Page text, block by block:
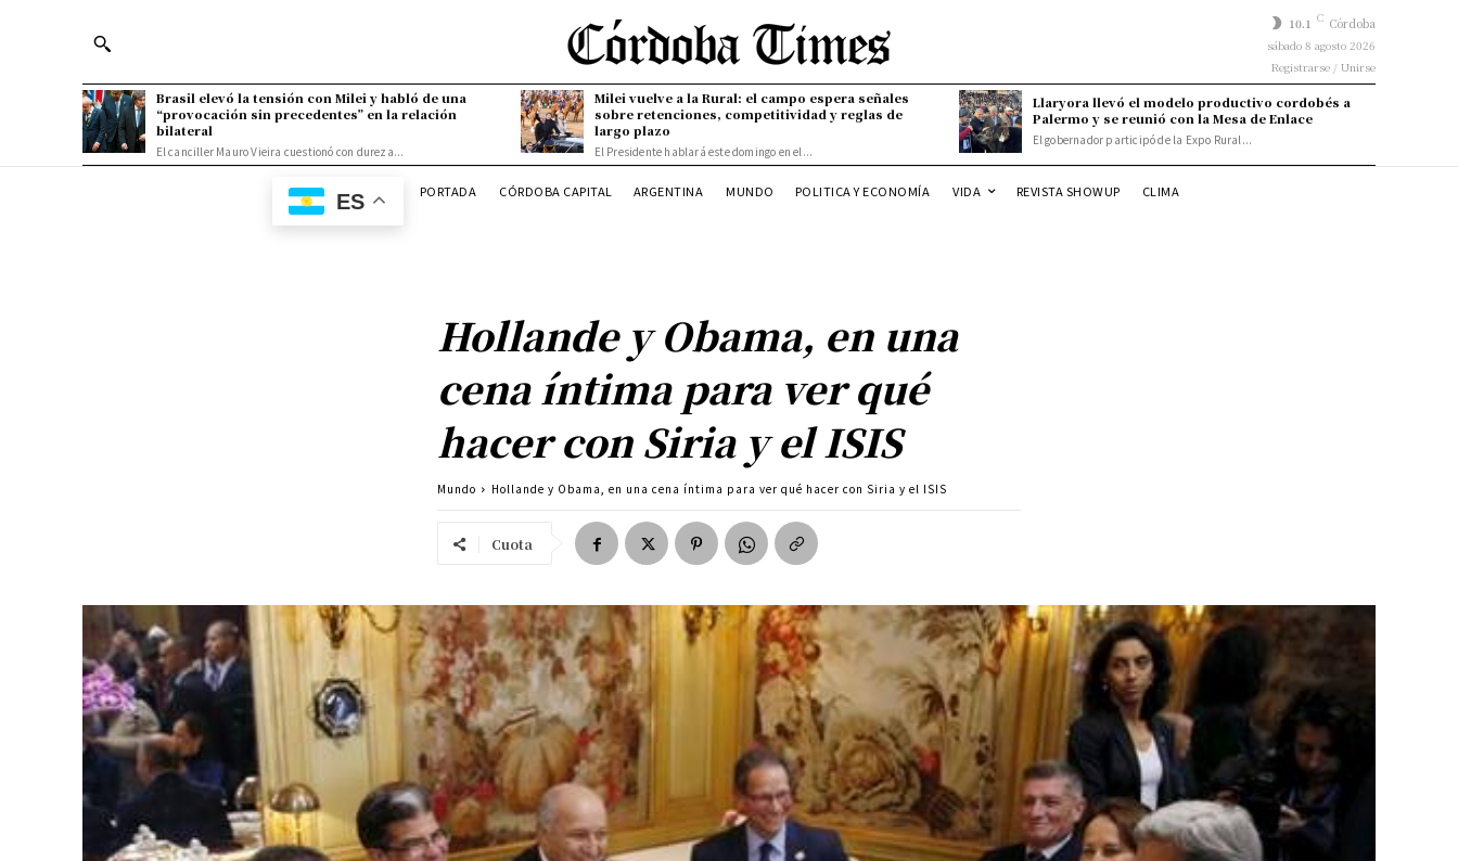
10.1 C Córdoba
sábado 8 agosto 2026
Registrarse / Unirse
Brasil elevó la tensión con Milei y habló de una
“provocación sin precedentes” en la relación
bilateral
El canciller Mauro Vieira cuestionó con dureza...
Milei vuelve a la Rural: el campo espera señales
sobre retenciones, competitividad y reglas de
largo plazo
El Presidente hablará este domingo en el...
Llaryora llevó el modelo productivo cordobés a
Palermo y se reunió con la Mesa de Enlace
El gobernador participó de la Expo Rural...
ES PORTADA CÓRDOBA CAPITAL ARGENTINA MUNDO POLITICA Y ECONOMÍA VIDA REVISTA SHOWUP CLIMA
Hollande y Obama, en una
cena íntima para ver qué
hacer con Siria y el ISIS
Mundo Hollande y Obama, en una cena íntima para ver qué hacer con Siria y el ISIS
Cuota